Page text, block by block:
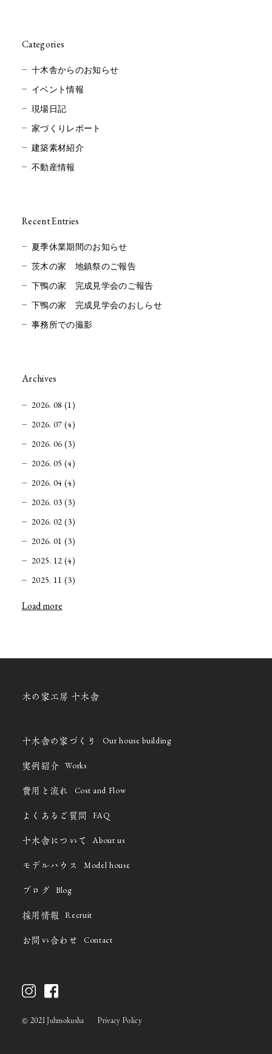
Categories
十木舎からのお知らせ
イベント情報
現場日記
家づくりレポート
建築素材紹介
不動産情報
Recent Entries
夏季休業期間のお知らせ
茨木の家 地鎮祭のご報告
下鴨の家 完成見学会のご報告
下鴨の家 完成見学会のおしらせ
事務所での撮影
Archives
2026. 08 (1)
2026. 07 (4)
2026. 06 (3)
2026. 05 (4)
2026. 04 (4)
2026. 03 (3)
2026. 02 (3)
2026. 01 (3)
2025. 12 (4)
2025. 11 (3)
Load more
木の家工房 十木舎
十木舎の家づくり Our house building
実例紹介 Works
費用と流れ Cost and Flow
よくあるご質問 FAQ
十木舎について About us
モデルハウス Model house
ブログ Blog
採用情報 Recruit
お問い合わせ Contact
© 2021 Juhmokusha Privacy Policy